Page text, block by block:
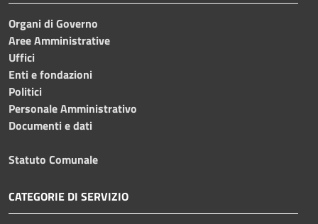
Organi di Governo
Aree Amministrative
Uffici
Enti e fondazioni
Politici
Personale Amministrativo
Documenti e dati
Statuto Comunale
CATEGORIE DI SERVIZIO